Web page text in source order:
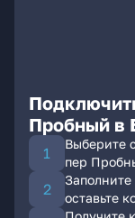
Пробный в
Выберите
пер
оставьте